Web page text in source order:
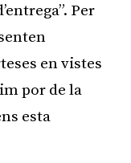
Per
en vistes
por de la
esta